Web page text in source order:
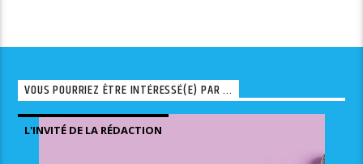
VOUS POURRIEZ ÊTRE INTÉRESSÉ(E) PAR ...
L'INVITÉ DE LA RÉDACTION